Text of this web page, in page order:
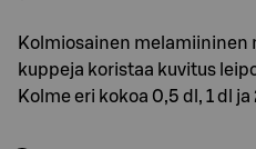
Kolmiosainen melamiininen
kuppeja koristaa kuvitus
Kolme eri kokoa 0,5 dl, 1 dl ja